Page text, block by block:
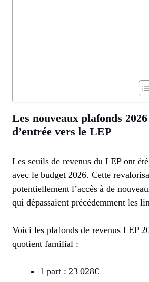
Les nouveaux plafonds
d’entrée vers le LEP
Les seuils de revenus du LEP ont été
avec le budget 2026. Cette
potentiellement l’accès à de
qui dépassaient précédemment les
Voici les plafonds de revenus LEP
quotient familial :
1 part : 23 028€